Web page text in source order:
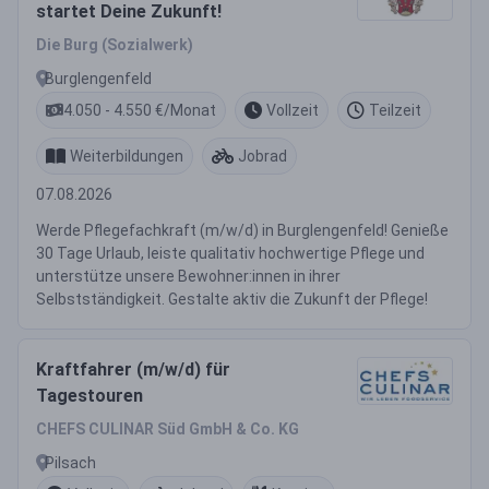
startet Deine Zukunft!
Die Burg (Sozialwerk)
Burglengenfeld
4.050 - 4.550 €/Monat
Vollzeit Teilzeit
Weiterbildungen Jobrad
07.08.2026
Werde Pflegefachkraft (m/w/d) in Burglengenfeld! Genieße
30 Tage Urlaub, leiste qualitativ hochwertige Pflege und
unterstütze unsere Bewohner:innen in ihrer
Selbstständigkeit. Gestalte aktiv die Zukunft der Pflege!
Kraftfahrer (m/w/d) für
Tagestouren
CHEFS CULINAR Süd GmbH & Co. KG
Pilsach